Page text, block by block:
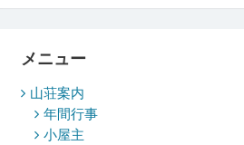
ー
シ
ョ
ン
メニュー
山荘案内
年間行事
小屋主